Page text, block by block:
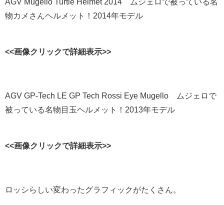
物カメさんヘルメット！2014年モデル
<<画像クリックで詳細表示>>
AGV GP-Tech LE GP Tech Rossi Eye Mugello ムジェロで
被っている名物目玉ヘルメット！2013年モデル
<<画像クリックで詳細表示>>
ロッシらしい変わったグラフィックがたくさん。